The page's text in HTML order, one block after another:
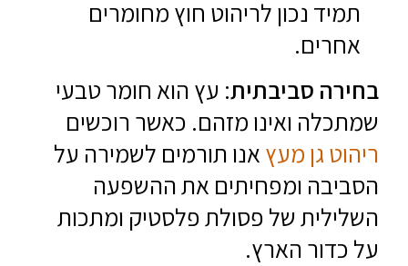
תמיד נכון לריהוט חוץ מחומרים
אחרים.
בחירה סביבתית: עץ הוא חומר טבעי
שמתכלה ואינו מזהם. כאשר רוכשים
ריהוט גן מעץאנו תורמים לשמירה על
הסביבה ומפחיתים את ההשפעה
השלילית של פסולת פלסטיק ומתכות
על כדור הארץ.